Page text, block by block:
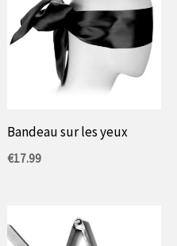
57,99
€
Bandeau sur les yeux
€17.99